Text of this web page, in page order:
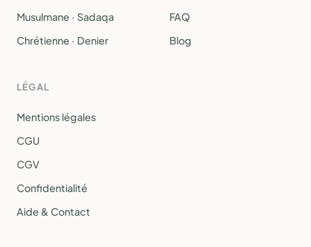
Musulmane · Sadaqa
Chrétienne · Denier
FAQ
Blog
LÉGAL
Mentions légales
CGU
CGV
Confidentialité
Aide & Contact